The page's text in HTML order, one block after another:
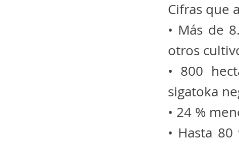
Cifras que
• Más de
otros
• 800
sigatoka
• 24 %
• Hasta